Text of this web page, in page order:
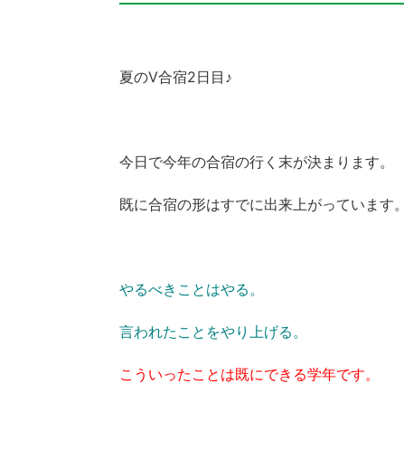
夏のV合宿2日目♪
今日で今年の合宿の行く末が決まります。
既に合宿の形はすでに出来上がっています。
やるべきことはやる。
言われたことをやり上げる。
こういったことは既にできる学年です。